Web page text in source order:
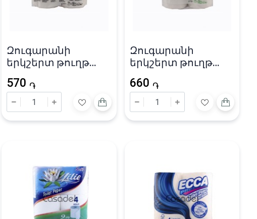
Զուգարանի
երկշերտ թուղթ
14.5X10սմ
570 ֏
Զուգարանի
երկշերտ թուղթ
660 ֏